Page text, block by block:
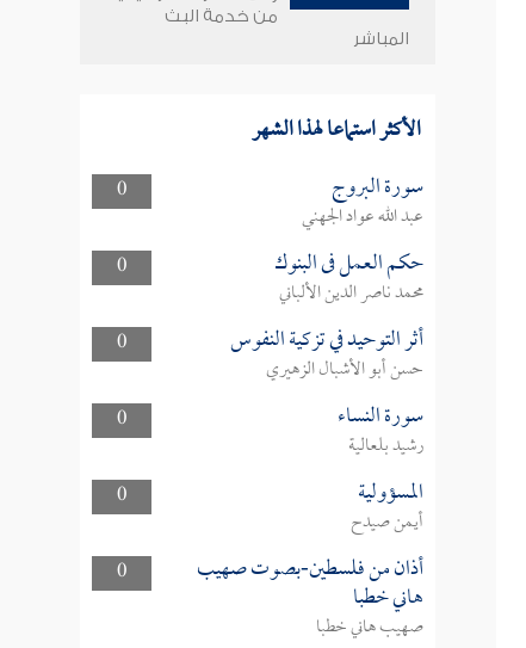
من خدمة البث
المباشر
الأكثر استماعا لهذا الشهر
0 سورة البروج
عبد الله عواد الجهني
0
حكم العمل فى البنوك
محمد ناصر الدين الألباني
0
أثر التوحيد في تزكية النفوس
حسن أبو الأشبال الزهيري
0
سورة النساء
رشيد بلعالية
0
المسؤولية
أيمن صيدح
0
أذان من فلسطين-بصوت صهيب
هاني خطبا
صهيب هاني خطبا